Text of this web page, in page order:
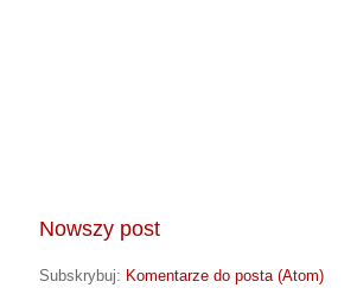
Nowszy post
Subskrybuj: Komentarze do posta (Atom)